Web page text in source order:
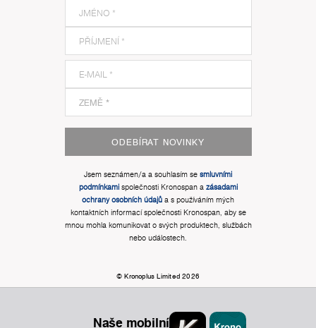
ODEBÍRAT NOVINKY
Jsem seznámen/a a souhlasím se smluvními
podmínkamispolečnosti Kronospan a zásadami
ochrany osobních údajů a s používáním mých
kontaktních informací společnosti Kronospan, aby se
mnou mohla komunikovat o svých produktech, službách
nebo událostech.
© Kronoplus Limited 2026
Naše mobilní